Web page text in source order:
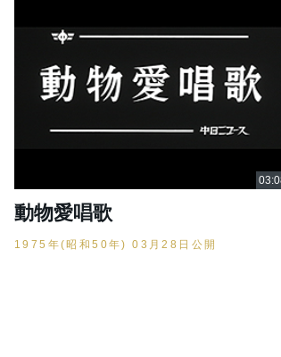
動物愛唱歌
1975年(昭和50年) 03月28日公開